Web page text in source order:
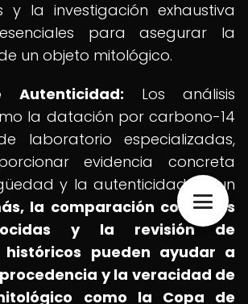
y la investigación exhaustiva
para asegurar la
un objeto mitológico.
Autenticidad: Los análisis
la datación por carbono-14
laboratorio especializadas,
evidencia concreta
y la autenticidad de un
la comparación con otras
y la revisión de
históricos pueden ayudar a
y la veracidad de
como la Copa de